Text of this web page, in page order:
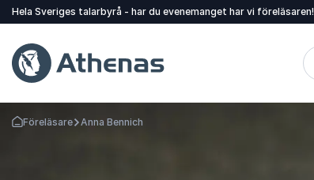
Hela Sveriges talarbyrå - har du evenemanget har vi föreläsaren!
Gå tillbaka till startsidan
Föreläsare Anna Bennich